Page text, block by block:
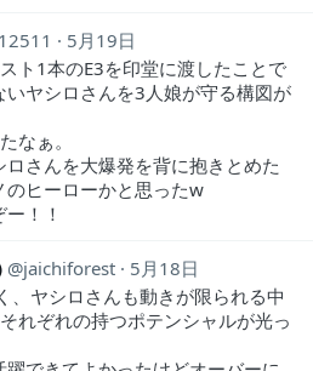
5月19日
ト1本のE3を印堂に渡したことで
いヤシロさんを3人娘が守る構図が
なぁ。
さんを大爆発を背に抱きとめた
のヒーローかと思ったw
！！
jaichiforest
5月18日
、ヤシロさんも動きが限られる中
れぞれの持つポテンシャルが光っ